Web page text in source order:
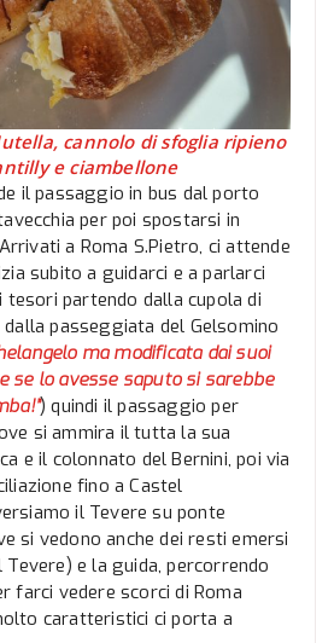
cannolo di sfoglia ripieno
e ciambellone
il passaggio in bus dal porto
per poi spostarsi in
a Roma S.Pietro, ci attende
subito a guidarci e a parlarci
tesori partendo dalla cupola di
dalla passeggiata del Gelsomino
ma modificata dai suoi
se lo avesse saputo si sarebbe
) quindi il passaggio per
si ammira il tutta la sua
e il colonnato del Bernini, poi via
fino a Castel
il Tevere su ponte
si vedono anche dei resti emersi
e la guida, percorrendo
farci vedere scorci di Roma
caratteristici ci porta a